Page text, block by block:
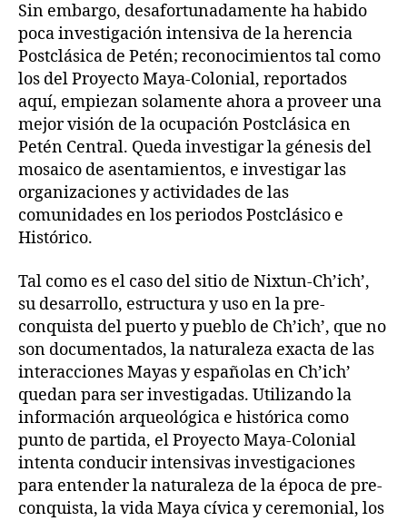
Sin embargo, desafortunadamente ha habido
poca investigación intensiva de la herencia
Postclásica de Petén; reconocimientos tal como
los del Proyecto Maya-Colonial, reportados
aquí, empiezan solamente ahora a proveer una
mejor visión de la ocupación Postclásica en
Petén Central. Queda investigar la génesis del
mosaico de asentamientos, e investigar las
organizaciones y actividades de las
comunidades en los periodos Postclásico e
Histórico.
Tal como es el caso del sitio de Nixtun-Ch’ich’,
su desarrollo, estructura y uso en la pre-
conquista del puerto y pueblo de Ch’ich’, que no
son documentados, la naturaleza exacta de las
interacciones Mayas y españolas en Ch’ich’
quedan para ser investigadas. Utilizando la
información arqueológica e histórica como
punto de partida, el Proyecto Maya-Colonial
intenta conducir intensivas investigaciones
para entender la naturaleza de la época de pre-
conquista, la vida Maya cívica y ceremonial, los